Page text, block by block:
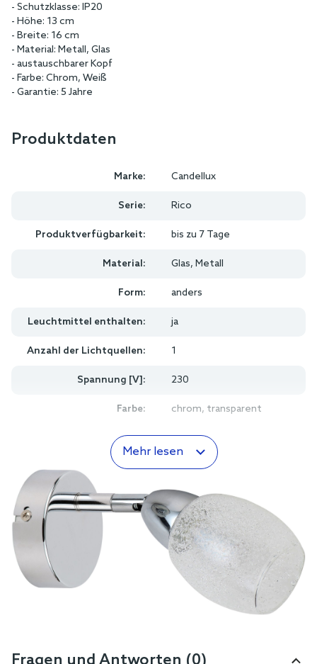
- Schutzklasse: IP20
- Höhe: 13 cm
- Breite: 16 cm
- Material: Metall, Glas
- austauschbarer Kopf
- Farbe: Chrom, Weiß
- Garantie: 5 Jahre
Produktdaten
Marke: Candellux
Serie: Rico
Produktverfügbarkeit: bis zu 7 Tage
Material: Glas, Metall
Form: anders
Leuchtmittel enthalten: ja
Anzahl der Lichtquellen: 1
Spannung [V]: 230
Farbe: chrom, transparent
Mehr lesen